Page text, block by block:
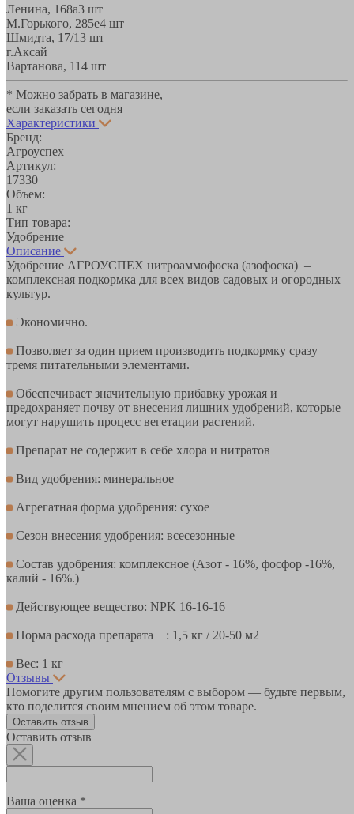
Ленина, 168а3 шт
М.Горького, 285е4 шт
Шмидта, 17/13 шт
г.Аксай
Вартанова, 114 шт
* Можно забрать в магазине,
если заказать сегодня
Характеристики
Бренд:
Агроуспех
Артикул:
17330
Объем:
1 кг
Тип товара:
Удобрение
Описание
Удобрение АГРОУСПЕХ нитроаммофоска (азофоска) –
комплексная подкормка для всех видов садовых и огородных
культур.
Экономично.
Позволяет за один прием производить подкормку сразу
тремя питательными элементами.
Обеспечивает значительную прибавку урожая и
предохраняет почву от внесения лишних удобрений, которые
могут нарушить процесс вегетации растений.
Препарат не содержит в себе хлора и нитратов
Вид удобрения: минеральное
Агрегатная форма удобрения: сухое
Сезон внесения удобрения: всесезонные
Состав удобрения: комплексное (Азот - 16%, фосфор -16%,
калий - 16%.)
Действующее вещество: NPK 16-16-16
Норма расхода препарата : 1,5 кг / 20-50 м2
Вес: 1 кг
Отзывы
Помогите другим пользователям с выбором — будьте первым,
кто поделится своим мнением об этом товаре.
Оставить отзыв
Оставить отзыв
Ваша оценка *